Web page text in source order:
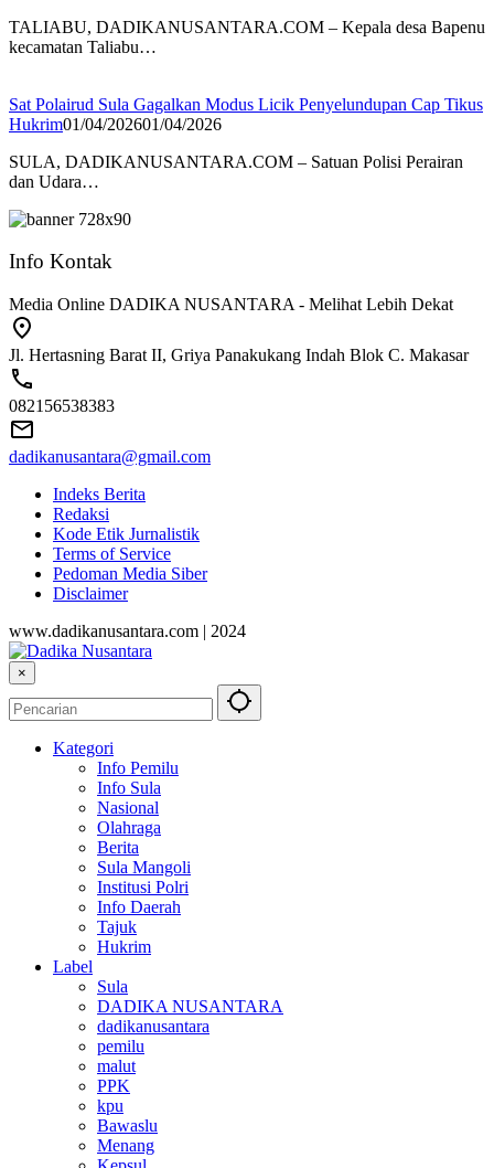
TALIABU, DADIKANUSANTARA.COM – Kepala desa Bapenu
kecamatan Taliabu…
Sat Polairud Sula Gagalkan Modus Licik Penyelundupan Cap Tikus
Hukrim01/04/202601/04/2026
SULA, DADIKANUSANTARA.COM – Satuan Polisi Perairan
dan Udara…
Info Kontak
Media Online DADIKA NUSANTARA - Melihat Lebih Dekat
Jl. Hertasning Barat II, Griya Panakukang Indah Blok C. Makasar
082156538383
dadikanusantara@gmail.com
Indeks Berita
Redaksi
Kode Etik Jurnalistik
Terms of Service
Pedoman Media Siber
Disclaimer
www.dadikanusantara.com | 2024
×
Kategori
Info Pemilu
Info Sula
Nasional
Olahraga
Berita
Sula Mangoli
Institusi Polri
Info Daerah
Tajuk
Hukrim
Label
Sula
DADIKA NUSANTARA
dadikanusantara
pemilu
malut
PPK
kpu
Bawaslu
Menang